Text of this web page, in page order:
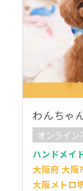
わんちゃ
オンライン
ハンドメイ
大阪府 大阪
大阪メトロ